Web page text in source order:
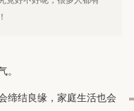
。
结良缘，家庭生活也会